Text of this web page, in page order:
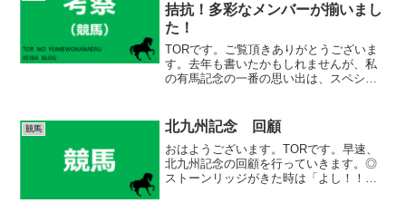
拮抗！多彩なメンバーが揃いまし
た！
TORです。ご覧頂きありがとうございま
す。去年も書いたかもしれませんが、私
の有馬記念の一番の思い出は、スペシャ
騎手の幻のガッツポーズが強烈に印象に
残っています。体勢...
競馬 北九州記念 回顧
おはようございます。TORです。早速、
北九州記念の回顧を行っていきます。◎
ストーンリッジがきた時は「よし！！！